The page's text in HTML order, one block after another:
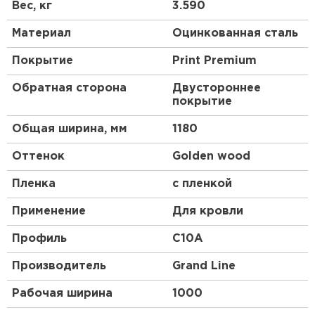
Получаются они после проката на оборудовании,
их высота и форма зависят от назначения и типа
стройматериала.
Профлист, изготовленный по всем стандартам,
имеет нескольких слоев:
основа из низколегированной стали;
цинковый слой;
обработка антикоррозийным составом;
состоящим из смеси синтетических смол и
пластмассы.
Вес, кг 3.590
Материал Оцинкованная сталь
Покрытие Print Premium
Обратная сторона
Двустороннее
покрытие
Общая ширина, мм 1180
Оттенок Golden wood
Пленка с пленкой
Применение Для кровли
Профиль C10A
Производитель Grand Line
Рабочая ширина 1000